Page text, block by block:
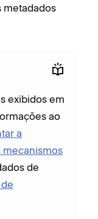
metadados
exibidos em
ao
a
mecanismos
de